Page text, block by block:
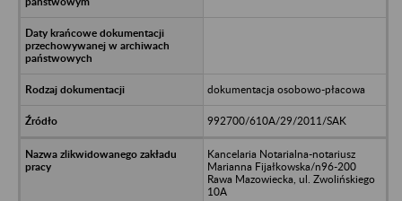
dokumentacja osobowo-płacowa
992700/610A/29/2011/SAK
Kancelaria Notarialna-notariusz
Marianna Fijałkowska/n96-200
Rawa Mazowiecka, ul. Zwolińskiego
10A